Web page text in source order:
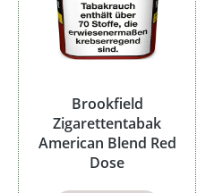
Brookfield
Zigarettentabak
American Blend Red
Dose